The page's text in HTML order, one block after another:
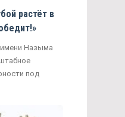
растёт в
Назыма
под